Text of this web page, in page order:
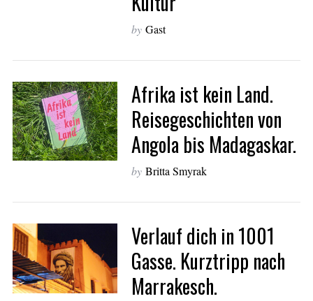
by Gast
Afrika ist kein Land.
Reisegeschichten von
Angola bis Madagaskar.
by Britta Smyrak
Verlauf dich in 1001
Gasse. Kurztripp nach
Marrakesch.